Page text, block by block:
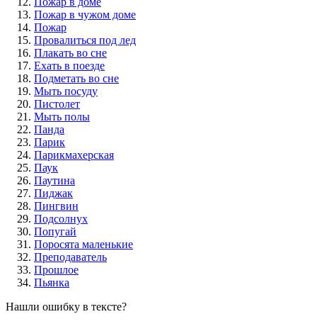
Пожар в чужом доме
Пожар
Провалиться под лед
Плакать во сне
Ехать в поезде
Подметать во сне
Мыть посуду
Пистолет
Мыть полы
Панда
Парик
Парикмахерская
Паук
Паутина
Пиджак
Пингвин
Подсолнух
Попугай
Поросята маленькие
Преподаватель
Прошлое
Пьянка
Нашли ошибку в тексте?